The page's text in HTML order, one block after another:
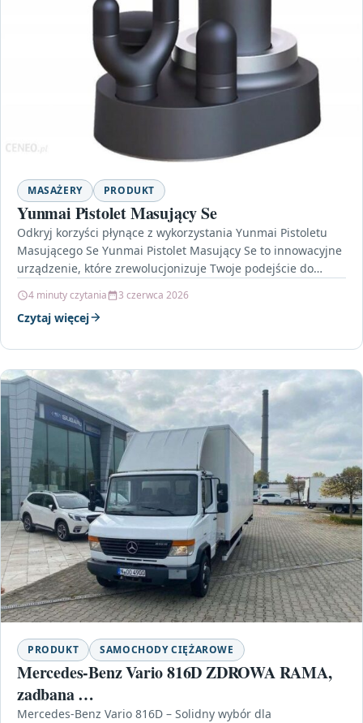
MASAŻERY PRODUKT
Yunmai Pistolet Masujący Se
Odkryj korzyści płynące z wykorzystania Yunmai Pistoletu
Masującego Se Yunmai Pistolet Masujący Se to innowacyjne
urządzenie, które zrewolucjonizuje Twoje podejście do
4 minuty czytania 3 czerwca 2026
Czytaj więcej
PRODUKT SAMOCHODY CIĘŻAROWE
Mercedes-Benz Vario 816D ZDROWA RAMA,
zadbana …
Mercedes-Benz Vario 816D – Solidny wybór dla